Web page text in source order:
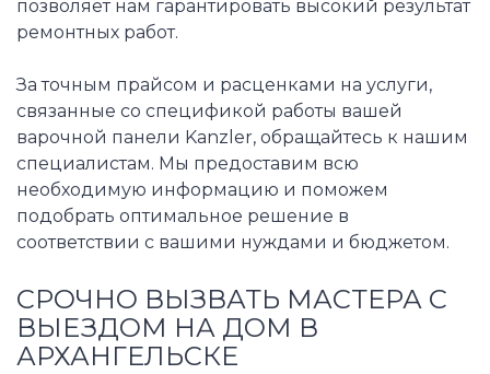
позволяет нам гарантировать высокий результат
ремонтных работ.
За точным прайсом и расценками на услуги,
связанные со спецификой работы вашей
варочной панели Kanzler, обращайтесь к нашим
специалистам. Мы предоставим всю
необходимую информацию и поможем
подобрать оптимальное решение в
соответствии с вашими нуждами и бюджетом.
СРОЧНО ВЫЗВАТЬ МАСТЕРА С
ВЫЕЗДОМ НА ДОМ В
АРХАНГЕЛЬСКЕ